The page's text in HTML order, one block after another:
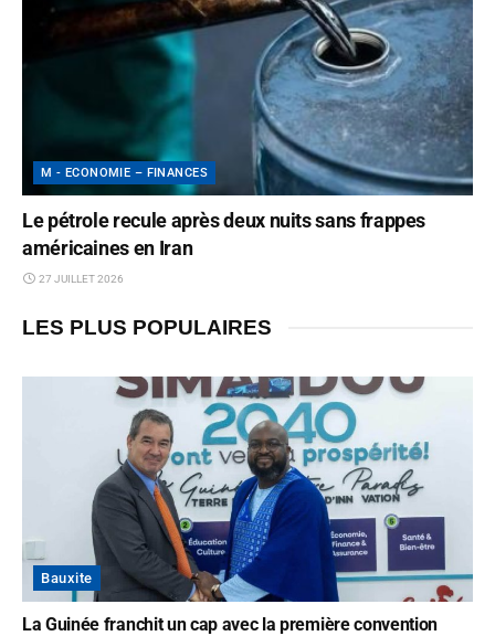
M - ECONOMIE – FINANCES
Le pétrole recule après deux nuits sans frappes
américaines en Iran
27 JUILLET 2026
LES PLUS POPULAIRES
Bauxite
La Guinée franchit un cap avec la première convention